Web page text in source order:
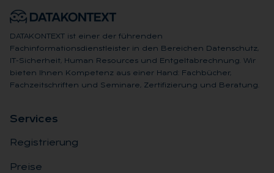
DATAKONTEXT ist einer der führenden
Fachinformationsdienstleister in den Bereichen Datenschutz,
IT-Sicherheit, Human Resources und Entgeltabrechnung. Wir
bieten Ihnen Kompetenz aus einer Hand: Fachbücher,
Fachzeitschriften und Seminare, Zertifizierung und Beratung.
Ser­vices
Registrierung
Preise